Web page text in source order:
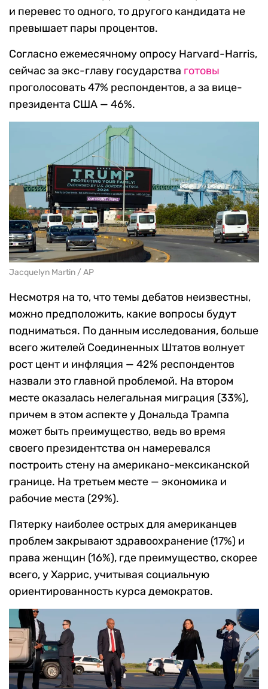
и перевес то одного, то другого кандидата не
превышает пары процентов.
Согласно ежемесячному опросу Harvard-Harris,
сейчас за экс-главу государства готовы
проголосовать 47% респондентов, а за вице-
президента США — 46%.
Jacquelyn Martin / AP
Несмотря на то, что темы дебатов неизвестны,
можно предположить, какие вопросы будут
подниматься. По данным исследования, больше
всего жителей Соединенных Штатов волнует
рост цент и инфляция — 42% респондентов
назвали это главной проблемой. На втором
месте оказалась нелегальная миграция (33%),
причем в этом аспекте у Дональда Трампа
может быть преимущество, ведь во время
своего президентства он намеревался
построить стену на американо-мексиканской
границе. На третьем месте — экономика и
рабочие места (29%).
Пятерку наиболее острых для американцев
проблем закрывают здравоохранение (17%) и
права женщин (16%), где преимущество, скорее
всего, у Харрис, учитывая социальную
ориентированность курса демократов.